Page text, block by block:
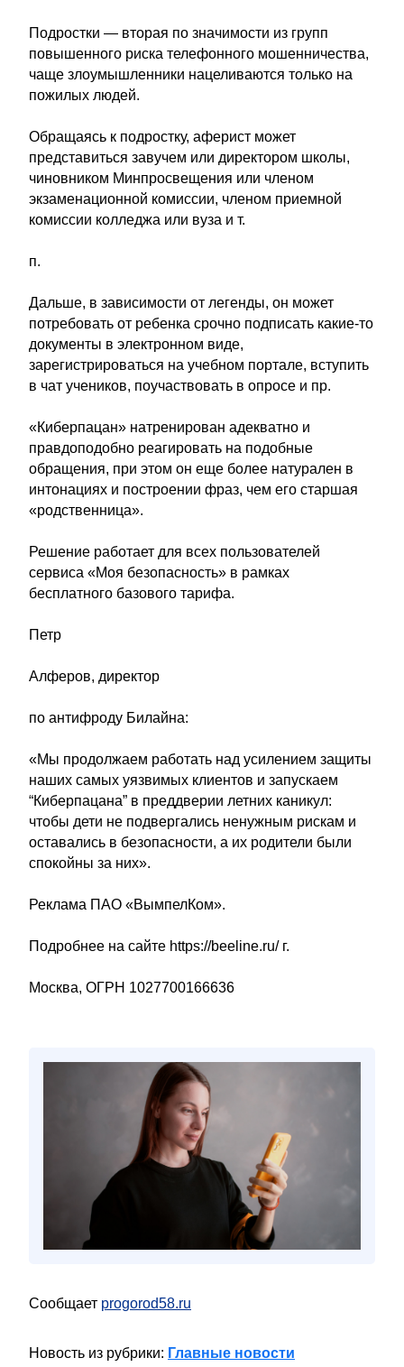
Подростки — вторая по значимости из групп
повышенного риска телефонного мошенничества,
чаще злоумышленники нацеливаются только на
пожилых людей.
Обращаясь к подростку, аферист может
представиться завучем или директором школы,
чиновником Минпросвещения или членом
экзаменационной комиссии, членом приемной
комиссии колледжа или вуза и т.
п.
Дальше, в зависимости от легенды, он может
потребовать от ребенка срочно подписать какие-то
документы в электронном виде,
зарегистрироваться на учебном портале, вступить
в чат учеников, поучаствовать в опросе и пр.
«Киберпацан» натренирован адекватно и
правдоподобно реагировать на подобные
обращения, при этом он еще более натурален в
интонациях и построении фраз, чем его старшая
«родственница».
Решение работает для всех пользователей
сервиса «Моя безопасность» в рамках
бесплатного базового тарифа.
Петр
Алферов, директор
по антифроду Билайна:
«Мы продолжаем работать над усилением защиты
наших самых уязвимых клиентов и запускаем
“Киберпацана” в преддверии летних каникул:
чтобы дети не подвергались ненужным рискам и
оставались в безопасности, а их родители были
спокойны за них».
Реклама ПАО «ВымпелКом».
Подробнее на сайте https://beeline.ru/ г.
Москва, ОГРН 1027700166636
Сообщает progorod58.ru
Новость из рубрики: Главные новости